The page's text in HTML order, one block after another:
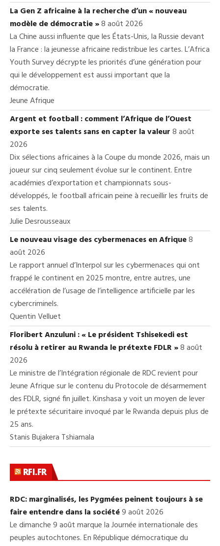
La Gen Z africaine à la recherche d’un « nouveau
modèle de démocratie »8 août 2026
La Chine aussi influente que les États-Unis, la Russie devant
la France : la jeunesse africaine redistribue les cartes. L’Africa
Youth Survey décrypte les priorités d’une génération pour
qui le développement est aussi important que la
démocratie.
Jeune Afrique
Argent et football : comment l’Afrique de l’Ouest
exporte ses talents sans en capter la valeur8 août
2026
Dix sélections africaines à la Coupe du monde 2026, mais un
joueur sur cinq seulement évolue sur le continent. Entre
académies d’exportation et championnats sous-
développés, le football africain peine à recueillir les fruits de
ses talents.
Julie Desrousseaux
Le nouveau visage des cybermenaces en Afrique8
août 2026
Le rapport annuel d’Interpol sur les cybermenaces qui ont
frappé le continent en 2025 montre, entre autres, une
accélération de l’usage de l’intelligence artificielle par les
cybercriminels.
Quentin Velluet
Floribert Anzuluni : « Le président Tshisekedi est
résolu à retirer au Rwanda le prétexte FDLR »8 août
2026
Le ministre de l’Intégration régionale de RDC revient pour
Jeune Afrique sur le contenu du Protocole de désarmement
des FDLR, signé fin juillet. Kinshasa y voit un moyen de lever
le prétexte sécuritaire invoqué par le Rwanda depuis plus de
25 ans.
Stanis Bujakera Tshiamala
RFI.FR
RDC: marginalisés, les Pygmées peinent toujours à se
faire entendre dans la société9 août 2026
Le dimanche 9 août marque la Journée internationale des
peuples autochtones. En République démocratique du